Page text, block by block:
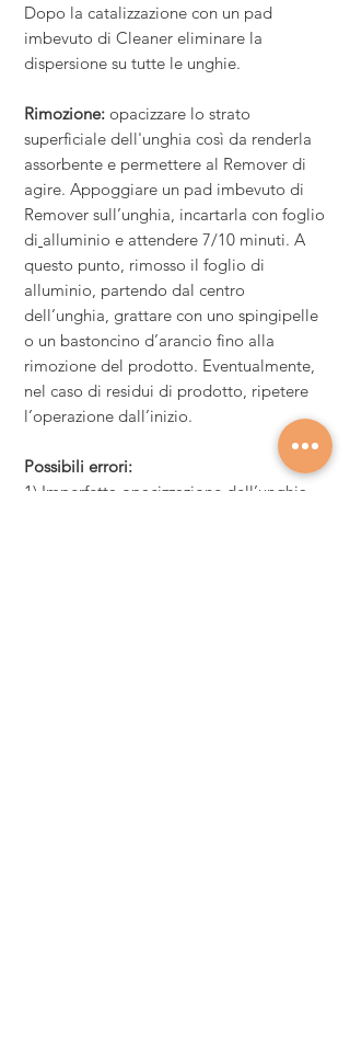
Dopo la catalizzazione con un pad
imbevuto di Cleaner eliminare la
dispersione su tutte le unghie.
Rimozione: opacizzare lo strato
superficiale dell'unghia così da renderla
assorbente e permettere al Remover di
agire. Appoggiare un pad imbevuto di
Remover sull’unghia, incartarla con foglio
di alluminio e attendere 7/10 minuti. A
questo punto, rimosso il foglio di
alluminio, partendo dal centro
dell’unghia, grattare con uno spingipelle
o un bastoncino d’arancio fino alla
rimozione del prodotto. Eventualmente,
nel caso di residui di prodotto, ripetere
l’operazione dall’inizio.
Possibili errori:
1) Imperfetta opacizzazione dell’unghia